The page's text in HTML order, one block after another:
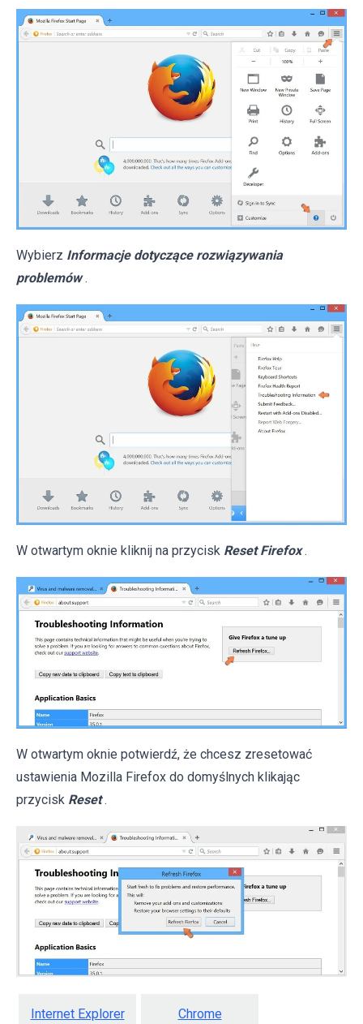
Wybierz Informacje dotyczące rozwiązywania
problemów .
W otwartym oknie kliknij na przycisk Reset Firefox .
W otwartym oknie potwierdź, że chcesz zresetować
ustawienia Mozilla Firefox do domyślnych klikając
przycisk Reset .
Internet Explorer Chrome